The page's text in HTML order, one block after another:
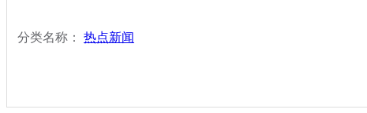
分类名称： 热点新闻